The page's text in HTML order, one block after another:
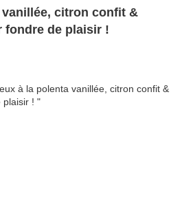
citron confit &
fondre de plaisir !